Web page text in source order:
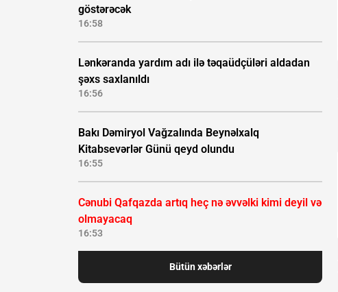
göstərəcək
16:58
Lənkəranda yardım adı ilə təqaüdçüləri aldadan
şəxs saxlanıldı
16:56
Bakı Dəmiryol Vağzalında Beynəlxalq
Kitabsevərlər Günü qeyd olundu
16:55
Cənubi Qafqazda artıq heç nə əvvəlki kimi deyil və
olmayacaq
16:53
Bütün xəbərlər